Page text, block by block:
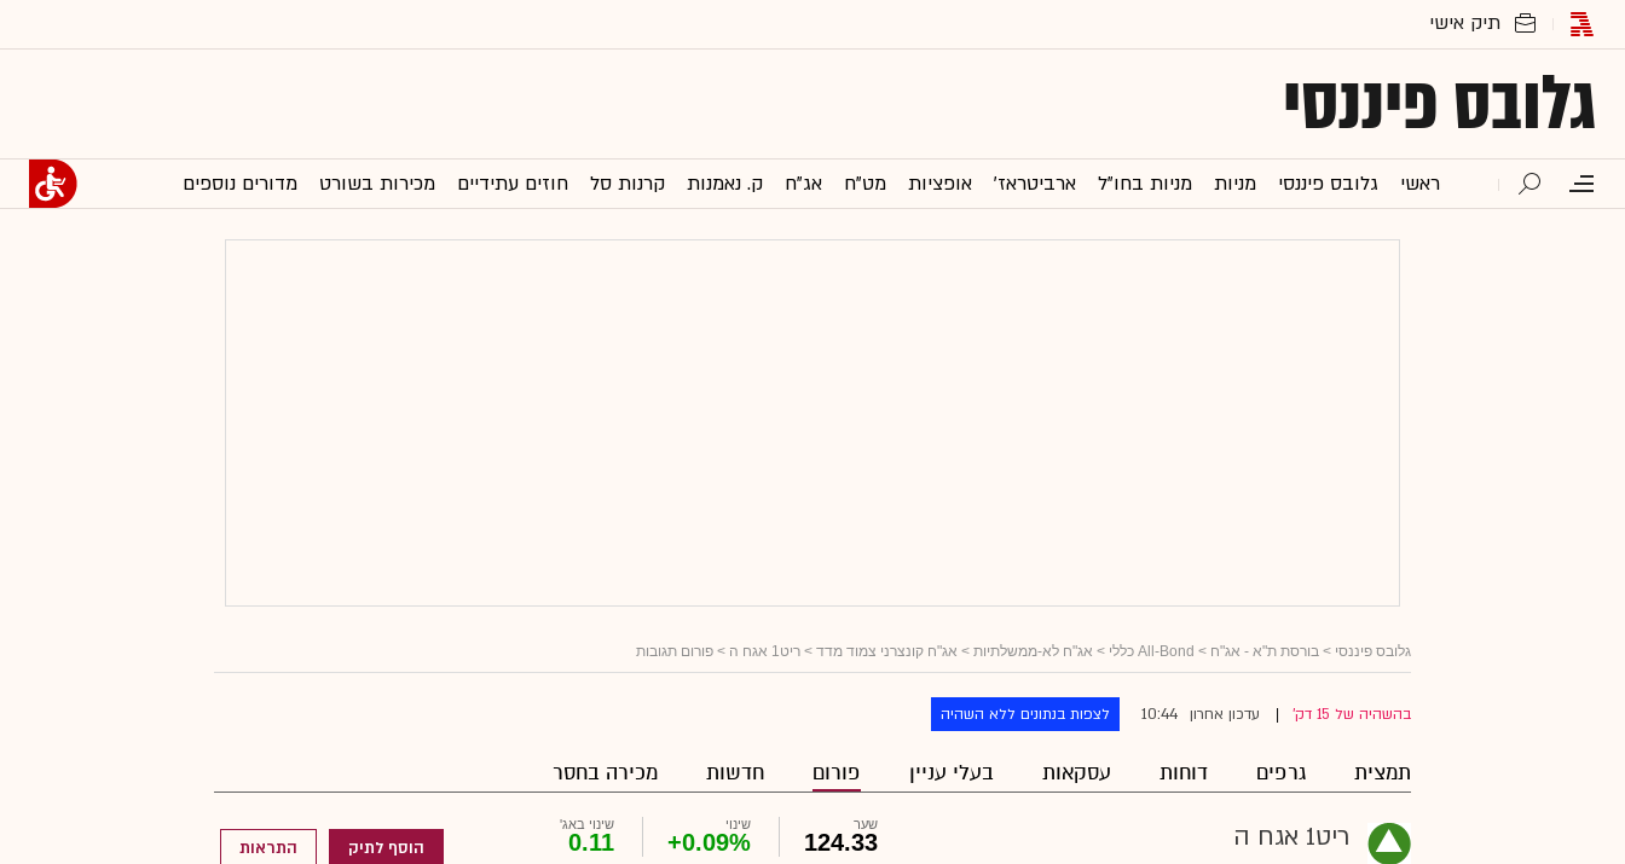
גלובס פיננסי
ראשי גלובס פיננסי מניות מניות בחו"ל ארביטראז' אופציות מט"ח אג"ח ק. נאמנות קרנות סל חוזים עתידיים מכירות בשורט מדורים נוספים
גלובס פיננסי > בורסת ת"א - אג"ח > All-Bond כללי > אג"ח לא-ממשלתיות > אג"ח קונצרני צמוד מדד > ריט1 אגח ה > פורום תגובות
בהשהיה של 15 דק' עדכון אחרון 10:44 לצפות בנתונים ללא השהיה
תמצית גרפים דוחות עסקאות בעלי עניין פורום חדשות מכירה בחסר
ריט1 אגח ה שער
124.33
שינוי
+0.09%
שינוי באג'
0.11 הוסף לתיק התראות